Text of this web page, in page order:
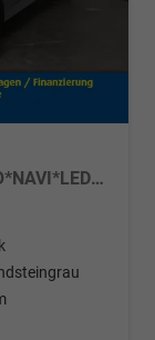
e-Boost 58kWh *Wärmepumpe*PANO*NAVI*LED*SHZ*